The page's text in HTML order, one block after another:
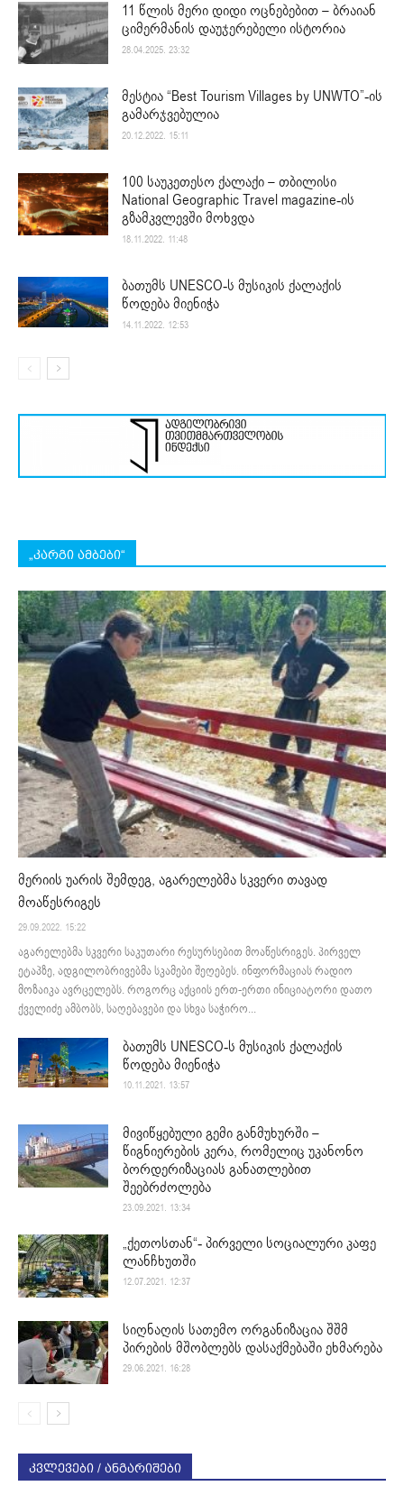
11 წლის მერი დიდი ოცნებებით – ბრაიან
ციმერმანის დაუჯერებელი ისტორია
28.04.2025. 23:32
მესტია “Best Tourism Villages by UNWTO”-ის
გამარჯვებულია
20.12.2022. 15:11
100 საუკეთესო ქალაქი – თბილისი
National Geographic Travel magazine-ის
გზამკვლევში მოხვდა
18.11.2022. 11:48
ბათუმს UNESCO-ს მუსიკის ქალაქის
წოდება მიენიჭა
14.11.2022. 12:53
„კარგი ამბები“
მერიის უარის შემდეგ, აგარელებმა სკვერი თავად
მოაწესრიგეს
29.09.2022. 15:22
აგარელებმა სკვერი საკუთარი რესურსებით მოაწესრიგეს. პირველ
ეტაპზე, ადგილობრივებმა სკამები შეღებეს. ინფორმაციას რადიო
მოზაიკა ავრცელებს. როგორც აქციის ერთ-ერთი ინიციატორი დათო
ქველიძე ამბობს, საღებავები და სხვა საჭირო...
ბათუმს UNESCO-ს მუსიკის ქალაქის
წოდება მიენიჭა
10.11.2021. 13:57
მივიწყებული გემი განმუხურში –
წიგნიერების კერა, რომელიც უკანონო
ბორდერიზაციას განათლებით
შეებრძოლება
23.09.2021. 13:34
„ქეთოსთან“- პირველი სოციალური კაფე
ლანჩხუთში
12.07.2021. 12:37
სიღნაღის სათემო ორგანიზაცია შშმ
პირების მშობლებს დასაქმებაში ეხმარება
29.06.2021. 16:28
კვლევები / ანგარიშები